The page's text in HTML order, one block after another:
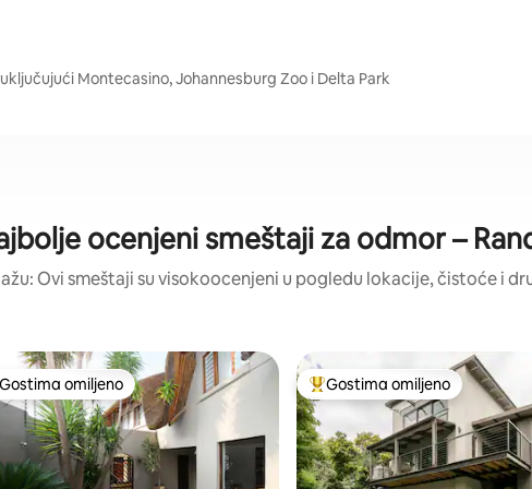
Montecasino, Johannesburg Zoo i Delta Park
ocenjeni smeštaji za odmor –
Ovi smeštaji su visokoocenjeni u pogledu lokacije, čistoće i
među gostima omiljenim
Gostima omiljeno Najuspešniji među gostima
Gostima omiljeno